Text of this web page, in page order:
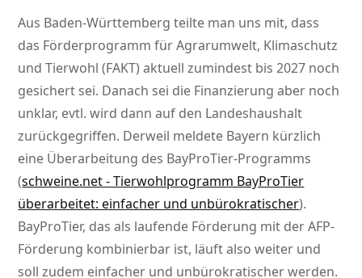
Aus Baden-Württemberg teilte man uns mit, dass
das Förderprogramm für Agrarumwelt, Klimaschutz
und Tierwohl (FAKT) aktuell zumindest bis 2027 noch
gesichert sei. Danach sei die Finanzierung aber noch
unklar, evtl. wird dann auf den Landeshaushalt
zurückgegriffen. Derweil meldete Bayern kürzlich
eine Überarbeitung des BayProTier-Programms
(schweine.net - Tierwohlprogramm BayProTier
überarbeitet: einfacher und unbürokratischer).
BayProTier, das als laufende Förderung mit der AFP-
Förderung kombinierbar ist, läuft also weiter und
soll zudem einfacher und unbürokratischer werden.